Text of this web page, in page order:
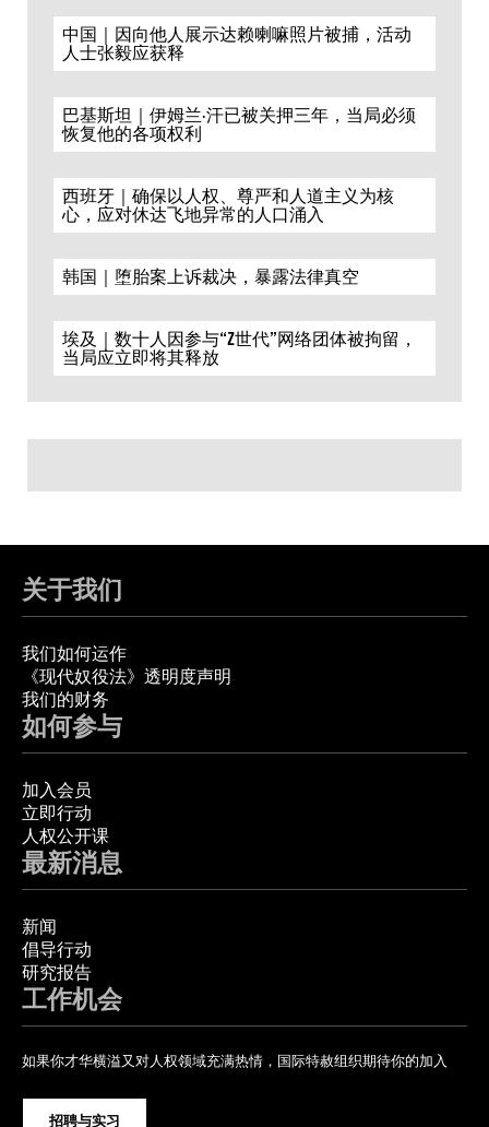
中国｜因向他人展示达赖喇嘛照片被捕，活动
人士张毅应获释
巴基斯坦｜伊姆兰·汗已被关押三年，当局必须
恢复他的各项权利
西班牙｜确保以人权、尊严和人道主义为核
心，应对休达飞地异常的人口涌入
韩国｜堕胎案上诉裁决，暴露法律真空
埃及｜数十人因参与“Z世代”网络团体被拘留，
当局应立即将其释放
关于我们
我们如何运作
《现代奴役法》透明度声明
我们的财务
如何参与
加入会员
立即行动
人权公开课
最新消息
新闻
倡导行动
研究报告
工作机会
如果你才华横溢又对人权领域充满热情，国际特赦组织期待你的加入
招聘与实习